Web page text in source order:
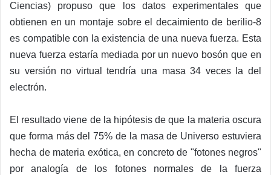
Ciencias) propuso que los datos experimentales que
obtienen en un montaje sobre el decaimiento de berilio-8
es compatible con la existencia de una nueva fuerza. Esta
nueva fuerza estaría mediada por un nuevo bosón que en
su versión no virtual tendría una masa 34 veces la del
electrón.
El resultado viene de la hipótesis de que la materia oscura
que forma más del 75% de la masa de Universo estuviera
hecha de materia exótica, en concreto de "fotones negros"
por analogía de los fotones normales de la fuerza